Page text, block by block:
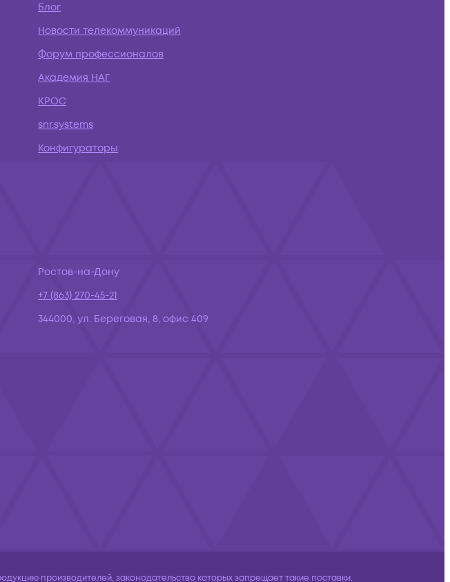
Блог
Новости телекоммуникаций
Форум профессионалов
Академия НАГ
КРОС
snr.systems
Конфигураторы
Ростов-на-Дону
+7 (863) 270-45-21
344000, ул. Береговая, 8, офис 409
производителей, законодательство которых запрещает такие поставки.